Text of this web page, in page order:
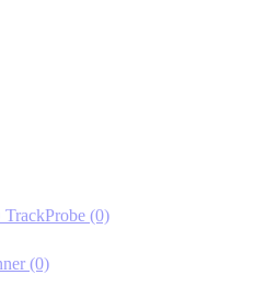
TrackProbe (0)
(0)